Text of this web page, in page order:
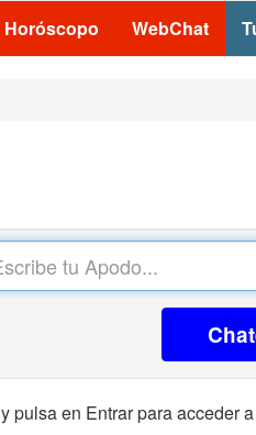
Horóscopo WebChat
pulsa en Entrar para acceder